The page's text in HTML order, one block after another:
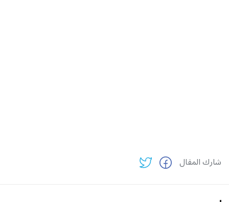
شارك المقال